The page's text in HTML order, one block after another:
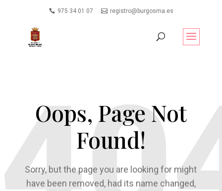
975 34 01 07 registro@burgosma.es
Oops, Page Not
Found!
Sorry, but the page you are looking for might
have been removed, had its name changed,